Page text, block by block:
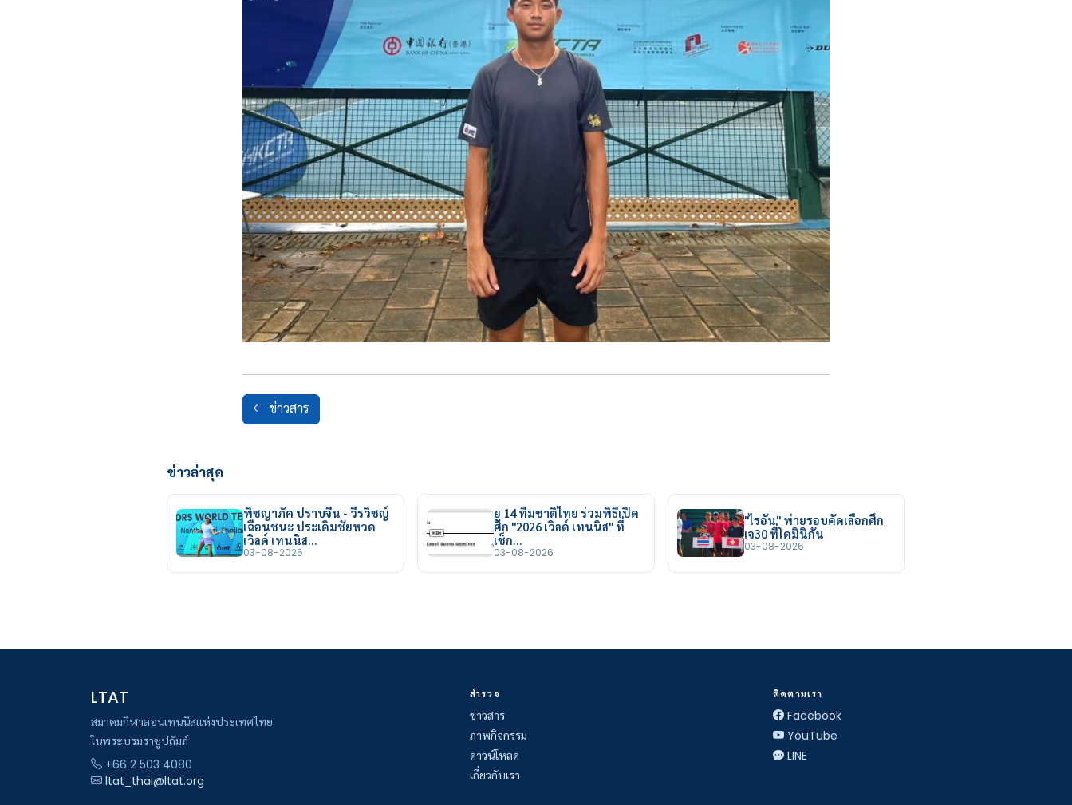
ข่าวสาร
ข่าวล่าสุด
พิชญาภัค ปราบจีน - วีรวิชญ์
เฉือนชนะ ประเดิมชัยหวด
เวิลด์ เทนนิส…
03-08-2026
ยู 14 ทีมชาติไทย ร่วมพิธีเปิด
ศึก "2026 เวิลด์ เทนนิส" ที่
เช็ก…
03-08-2026
"ไรอัน" พ่ายรอบคัดเลือกศึก
เจ30 ที่โดมินิกัน
03-08-2026
LTAT
สมาคมกีฬาลอนเทนนิสแห่งประเทศไทย
ในพระบรมราชูปถัมภ์
+66 2 503 4080
ltat_thai@ltat.org
สำรวจ
ข่าวสาร
ภาพกิจกรรม
ดาวน์โหลด
เกี่ยวกับเรา
ติดตามเรา
Facebook
YouTube
LINE